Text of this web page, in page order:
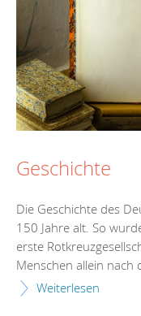
Geschichte
Die Geschichte des
150 Jahre alt. So
erste
Menschen allein nach
Weiterlesen